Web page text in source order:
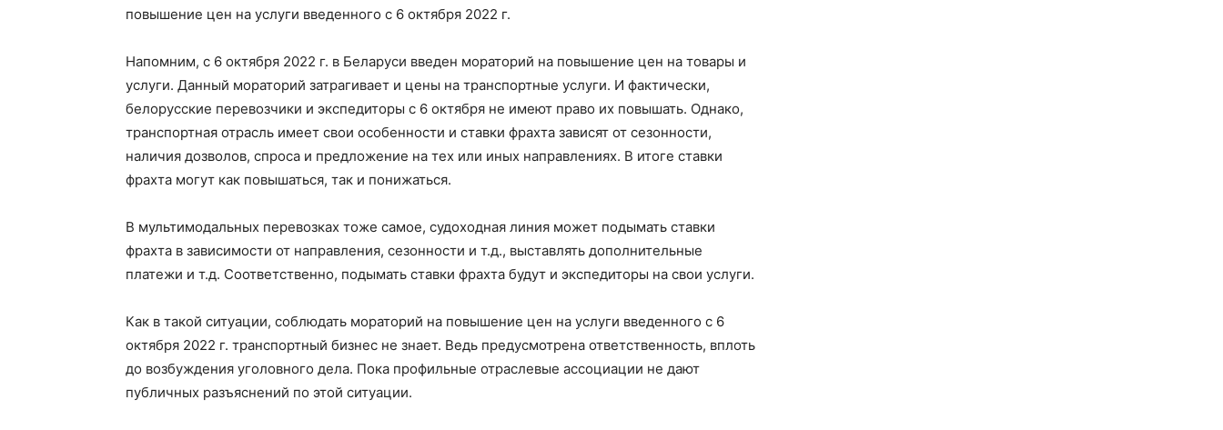
повышение цен на услуги введенного с 6 октября 2022 г.
Напомним, с 6 октября 2022 г. в Беларуси введен мораторий на повышение цен на товары и
услуги. Данный мораторий затрагивает и цены на транспортные услуги. И фактически,
белорусские перевозчики и экспедиторы с 6 октября не имеют право их повышать. Однако,
транспортная отрасль имеет свои особенности и ставки фрахта зависят от сезонности,
наличия дозволов, спроса и предложение на тех или иных направлениях. В итоге ставки
фрахта могут как повышаться, так и понижаться.
В мультимодальных перевозках тоже самое, судоходная линия может подымать ставки
фрахта в зависимости от направления, сезонности и т.д., выставлять дополнительные
платежи и т.д. Соответственно, подымать ставки фрахта будут и экспедиторы на свои услуги.
Как в такой ситуации, соблюдать мораторий на повышение цен на услуги введенного с 6
октября 2022 г. транспортный бизнес не знает. Ведь предусмотрена ответственность, вплоть
до возбуждения уголовного дела. Пока профильные отраслевые ассоциации не дают
публичных разъяснений по этой ситуации.